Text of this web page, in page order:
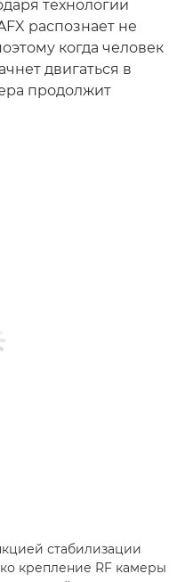
технологии
распознает не
когда человек
двигаться в
продолжит
стабилизации
крепление RF камеры